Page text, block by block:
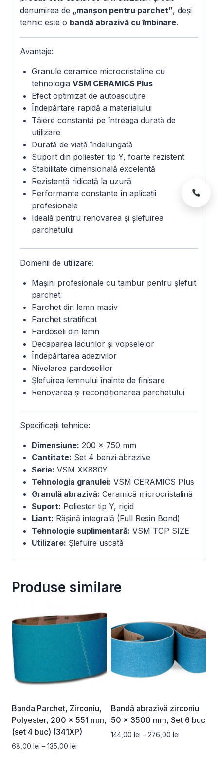
denumirea de „manșon pentru parchet”, deși
tehnic este o bandă abrazivă cu îmbinare.
Avantaje:
Granule ceramice microcristaline cu
tehnologia VSM CERAMICS Plus
Efect optimizat de autoascuțire
Îndepărtare rapidă a materialului
Tăiere constantă pe întreaga durată de
utilizare
Durată de viață îndelungată
Suport din poliester tip Y, foarte rezistent
Stabilitate dimensională excelentă
Rezistență ridicată la uzură
Performanțe constante în aplicații
profesionale
Ideală pentru renovarea și șlefuirea
parchetului
Domenii de utilizare:
Mașini profesionale cu tambur pentru șlefuit
parchet
Parchet din lemn masiv
Parchet stratificat
Pardoseli din lemn
Decaparea lacurilor și vopselelor
Îndepărtarea adezivilor
Nivelarea pardoselilor
Șlefuirea lemnului înainte de finisare
Renovarea și recondiționarea parchetului
Specificații tehnice:
Dimensiune: 200 × 750 mm
Cantitate: Set 4 benzi abrazive
Serie: VSM XK880Y
Tehnologia granulei: VSM CERAMICS Plus
Granulă abrazivă: Ceramică microcristalină
Suport: Poliester tip Y, rigid
Liant: Rășină integrală (Full Resin Bond)
Tehnologie suplimentară: VSM TOP SIZE
Utilizare: Șlefuire uscată
Produse similare
Banda Parchet, Zirconiu,
Polyester, 200 x 551 mm,
(set 4 buc) (341XP)
68,00 lei – 135,00 lei
Bandă abrazivă zirconiu
50 x 3500 mm, Set 6 buc
144,00 lei – 276,00 lei